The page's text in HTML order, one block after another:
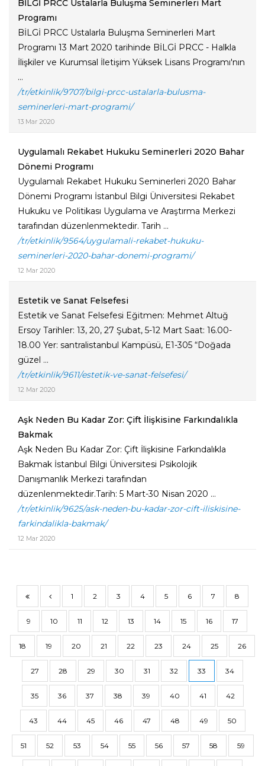
BİLGİ PRCC Ustalarla Buluşma Seminerleri Mart
Programı
BİLGİ PRCC Ustalarla Buluşma Seminerleri Mart
Programı 13 Mart 2020 tarihinde BİLGİ PRCC - Halkla
İlişkiler ve Kurumsal İletişim Yüksek Lisans Programı'nın
...
/tr/etkinlik/9707/bilgi-prcc-ustalarla-bulusma-
seminerleri-mart-programi/
13 Mar 2020
Uygulamalı Rekabet Hukuku Seminerleri 2020 Bahar
Dönemi Programı
Uygulamalı Rekabet Hukuku Seminerleri 2020 Bahar
Dönemi Programı İstanbul Bilgi Üniversitesi Rekabet
Hukuku ve Politikası Uygulama ve Araştırma Merkezi
tarafından düzenlenmektedir. Tarih ...
/tr/etkinlik/9564/uygulamali-rekabet-hukuku-
seminerleri-2020-bahar-donemi-programi/
12 Mar 2020
Estetik ve Sanat Felsefesi
Estetik ve Sanat Felsefesi Eğitmen: Mehmet Altuğ
Ersoy Tarihler: 13, 20, 27 Şubat, 5-12 Mart Saat: 16.00-
18.00 Yer: santralistanbul Kampüsü, E1-305 “Doğada
güzel ...
/tr/etkinlik/9611/estetik-ve-sanat-felsefesi/
12 Mar 2020
Aşk Neden Bu Kadar Zor: Çift İlişkisine Farkındalıkla
Bakmak
Aşk Neden Bu Kadar Zor: Çift İlişkisine Farkındalıkla
Bakmak İstanbul Bilgi Üniversitesi Psikolojik
Danışmanlık Merkezi tarafından
düzenlenmektedir.Tarih: 5 Mart-30 Nisan 2020 ...
/tr/etkinlik/9625/ask-neden-bu-kadar-zor-cift-iliskisine-
farkindalikla-bakmak/
12 Mar 2020
1 2 3 4 5 6 7 8
9 10 11 12 13 14 15 16 17
18 19 20 21 22 23 24 25 26
27 28 29 30 31 32 33 34
35 36 37 38 39 40 41 42
43 44 45 46 47 48 49 50
51 52 53 54 55 56 57 58 59